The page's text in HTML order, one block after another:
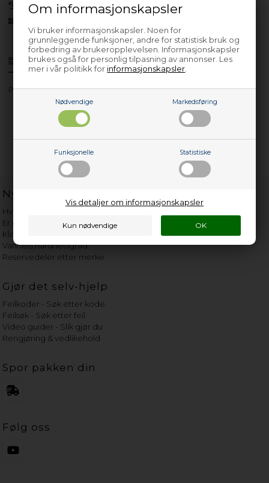
Om informasjonskapsler
Vi bruker informasjonskapsler. Noen for
grunnleggende funksjoner, andre for statistisk bruk og
forbedring av brukeropplevelsen. Informasjonskapsler
brukes også for personlig tilpasning av annonser. Les
mer i vår politikk for informasjonskapsler
Nødvendige Markedsføring
Funksjonelle Statistiske
Vis detaljer om informasjonskapsler
Produktinfo Spørsmål om varen?
Prod./Art/Servicenr.: KFI3285-91N
30 dagers returrett
Nyttige lenker
Hvor gammelt er apparatet mitt?
Er det verdt å reparere?
Klage på bassengrobot
Vannets hardhetsgrad
Reservedeler etter merke
Gjør det selv-hjelp
Feilkoder - Søk etter kode
Feilsøk - Søk etter feil
Video guider - Slik gjør du
Rengjøring & vedlikehold
Spor pakken din
Følg oss